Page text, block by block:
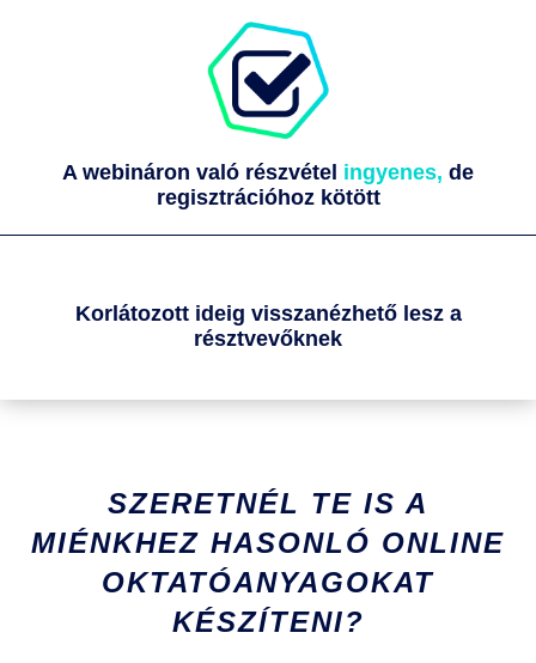
A webináron való részvétel ingyenes, de
regisztrációhoz kötött
Korlátozott ideig visszanézhető lesz a
résztvevőknek
SZERETNÉL TE IS A
MIÉNKHEZ HASONLÓ ONLINE
OKTATÓANYAGOKAT
KÉSZÍTENI?